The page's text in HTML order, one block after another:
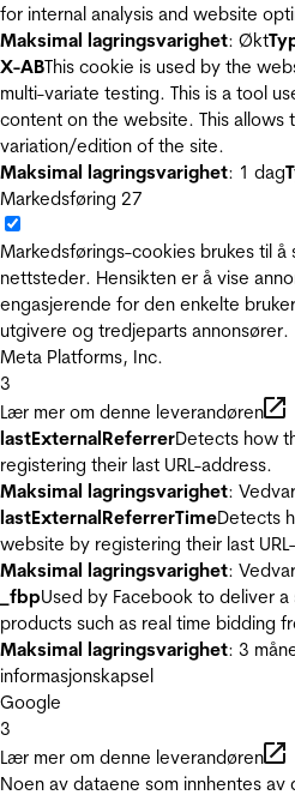
for internal analysis and website
Maksimal lagringsvarighet: Økt
X-ABThis cookie is used by the
multi-variate testing. This is a tool
content on the website. This
variation/edition of the site.
Maksimal lagringsvarighet: 1 dag
Markedsføring 27
Markedsførings-cookies brukes til
nettsteder. Hensikten er å vise
engasjerende for den enkelte
utgivere og tredjeparts annonsører.
Meta Platforms, Inc.
3
Lær mer om denne leverandøren
lastExternalReferrerDetects how
registering their last URL-address.
Maksimal lagringsvarighet:
lastExternalReferrerTimeDetects
website by registering their last
Maksimal lagringsvarighet:
_fbpUsed by Facebook to deliver
products such as real time bidding
Maksimal lagringsvarighet: 3
informasjonskapsel
Google
3
Lær mer om denne leverandøren
Noen av dataene som innhentes